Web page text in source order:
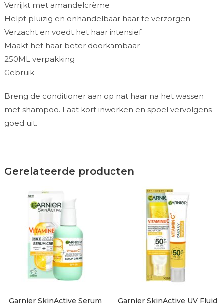
Verrijkt met amandelcrème
Helpt pluizig en onhandelbaar haar te verzorgen
Verzacht en voedt het haar intensief
Maakt het haar beter doorkambaar
250ML verpakking
Gebruik
Breng de conditioner aan op nat haar na het wassen
met shampoo. Laat kort inwerken en spoel vervolgens
goed uit.
Gerelateerde producten
Garnier SkinActive Serum
Garnier SkinActive UV Fluid